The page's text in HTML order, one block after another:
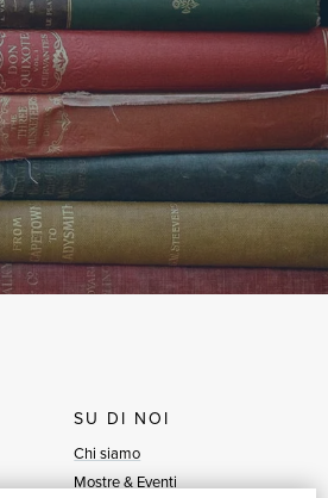
SU DI NOI
Chi siamo
Mostre & Eventi